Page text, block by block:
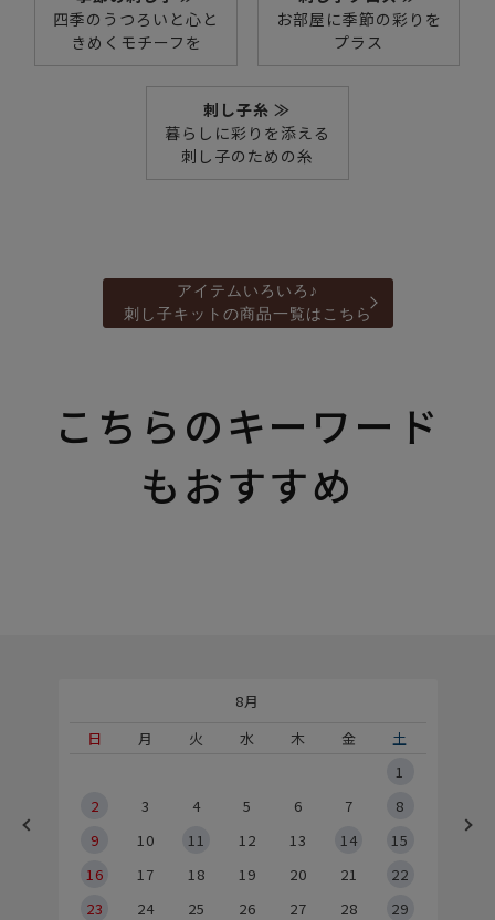
四季のうつろいと心と
きめくモチーフを
お部屋に季節の彩りを
プラス
刺し子糸 ≫
暮らしに彩りを添える
刺し子のための糸
アイテムいろいろ♪
刺し子キットの商品一覧はこちら
こちらのキーワード
もおすすめ
8月
日
月 火 水 木 金
土
1
2
3 4 5 6 7
8
9
10 11 12 13 14
15
16
17 18 19 20 21
22
23
24 25 26 27 28
29